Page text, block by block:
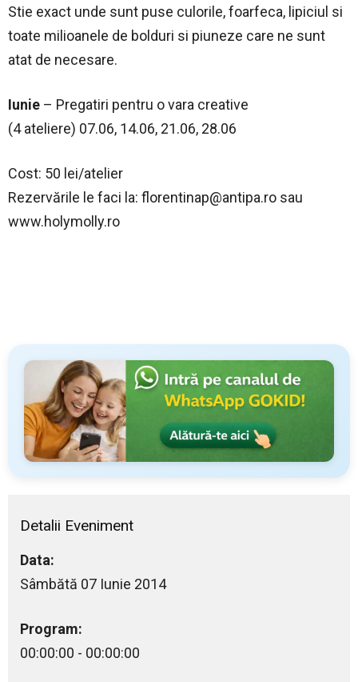
Stie exact unde sunt puse culorile, foarfeca, lipiciul si
toate milioanele de bolduri si piuneze care ne sunt
atat de necesare.
Iunie – Pregatiri pentru o vara creative
(4 ateliere) 07.06, 14.06, 21.06, 28.06
Cost: 50 lei/atelier
Rezervările le faci la: florentinap@antipa.ro sau
www.holymolly.ro
Detalii Eveniment
Data:
Sâmbătă 07 Iunie 2014
Program:
00:00:00 - 00:00:00